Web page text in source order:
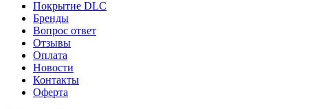
Покрытие DLC
Бренды
Вопрос ответ
Отзывы
Оплата
Новости
Контакты
Оферта